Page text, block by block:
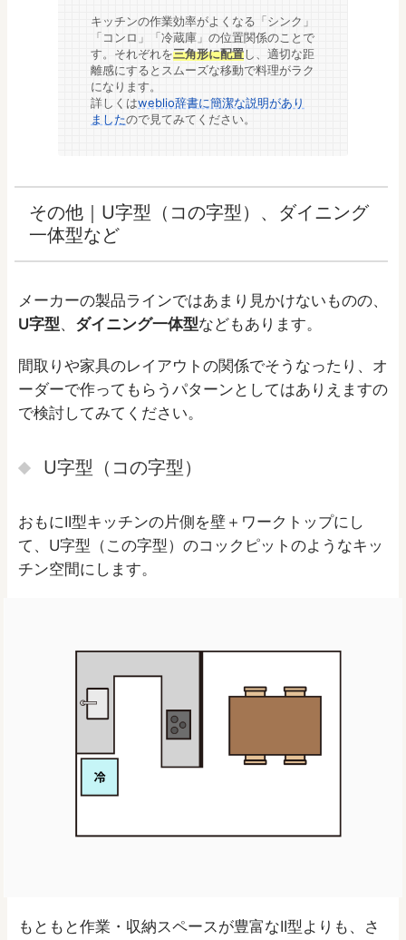
キッチンの作業効率がよくなる「シンク」
「コンロ」「冷蔵庫」の位置関係のことで
す。それぞれを三角形に配置し、適切な距
離感にするとスムーズな移動で料理がラク
になります。
詳しくはweblio辞書に簡潔な説明があり
ましたので見てみてください。
その他｜U字型（コの字型）、ダイニング
一体型など
メーカーの製品ラインではあまり見かけないものの、
U字型、 ダイニング一体型などもあります。
間取りや家具のレイアウトの関係でそうなったり、オ
ーダーで作ってもらうパターンとしてはありえますの
で検討してみてください。
U字型（コの字型）
おもにII型キッチンの片側を壁＋ワークトップにし
て、U字型（この字型）のコックピットのようなキッ
チン空間にします。
もともと作業・収納スペースが豊富なII型よりも、さ